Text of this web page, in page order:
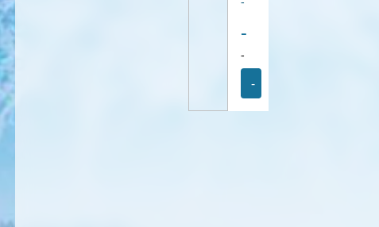
-
-
-